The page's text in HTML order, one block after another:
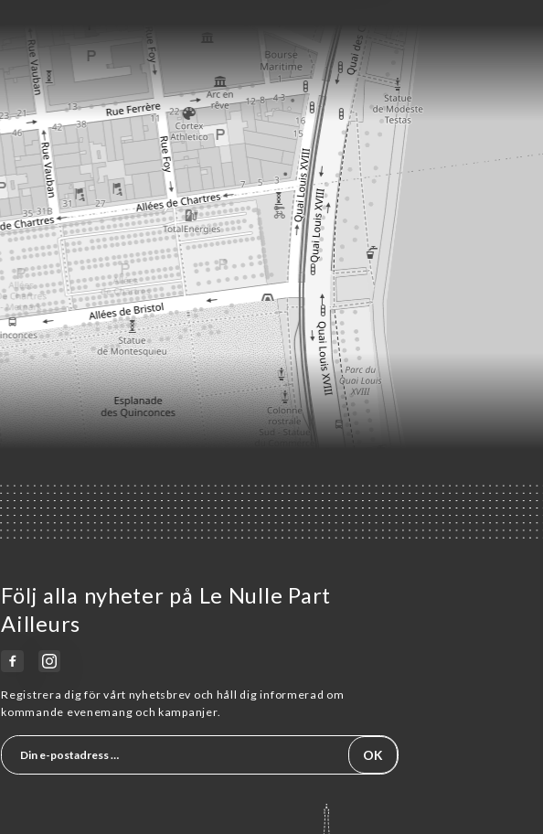
Följ alla nyheter på Le Nulle Part
Ailleurs
Registrera dig för vårt nyhetsbrev och håll dig informerad om
kommande evenemang och kampanjer.
OK